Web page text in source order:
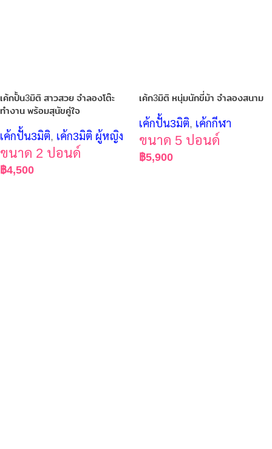
เค้กปั้น3มิติ สาวสวย จำลองโต๊ะ
ทำงาน พร้อมสุนัขคู่ใจ
เค้กปั้น3มิติ, เค้ก3มิติ ผู้หญิง
ขนาด 2 ปอนด์
฿4,500
เค้ก3มิติ หนุ่มนักขี่ม้า จำลองสนาม
เค้กปั้น3มิติ, เค้กกีฬา
ขนาด 5 ปอนด์
฿5,900